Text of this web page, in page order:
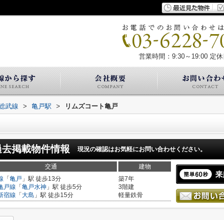
営業時間：9:30～19:00 定
武線 > 亀戸駅 > リムズコート亀戸
掲載物件情報 現況の確認はお気軽にお問い合わせください。
交通 建物
「 亀戸 」駅 徒歩13分
戸線 「 亀戸水神 」駅 徒歩5分
宿線 「 大島 」駅 徒歩15分
築7年
3階建
軽量鉄骨